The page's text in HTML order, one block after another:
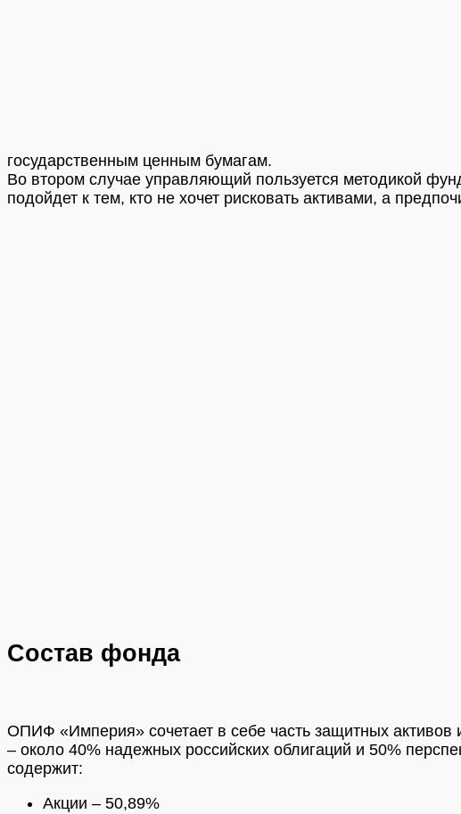
государственным ценным бумагам.
Во втором случае управляющий пользуется методикой
подойдет к тем, кто не хочет рисковать активами, а
Состав фонда
ОПИФ «Империя» сочетает в себе часть защитных
– около 40% надежных российских облигаций и 50%
содержит:
Акции – 50,89%